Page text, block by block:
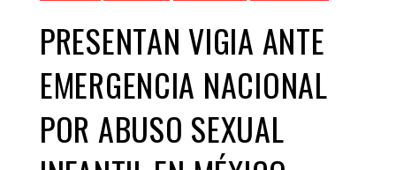
PRESENTAN VIGIA ANTE
EMERGENCIA NACIONAL
POR ABUSO SEXUAL